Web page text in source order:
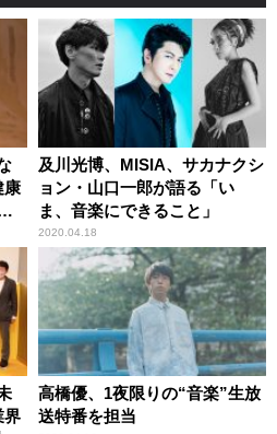
康
及川光博、MISIA、サカナクシ
ョン・山口一郎が語る「い
ま、音楽にできること」
2020.04.18
界
高橋優、1夜限りの“音楽”生放
送特番を担当